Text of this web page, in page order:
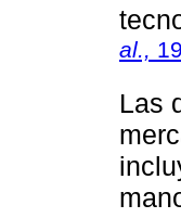
al.,
Las